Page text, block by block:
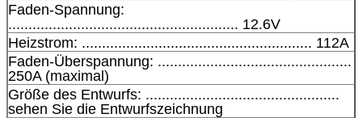
Faden-Spannung:
......................................................... 12.6V
Heizstrom: ......................................................... 112A
Faden-Überspannung: ................................................
250A (maximal)
Größe des Entwurfs: ................................................
sehen Sie die Entwurfszeichnung